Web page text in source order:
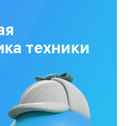
техники